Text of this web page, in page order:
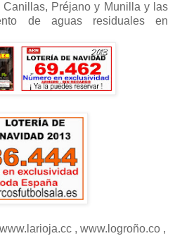
Canillas, Préjano y Munilla y las
de aguas residuales en
, www.logroño.co ,